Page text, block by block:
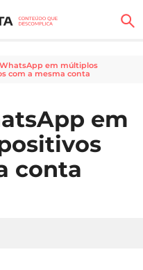
em múltiplos
com a mesma conta
em
conta